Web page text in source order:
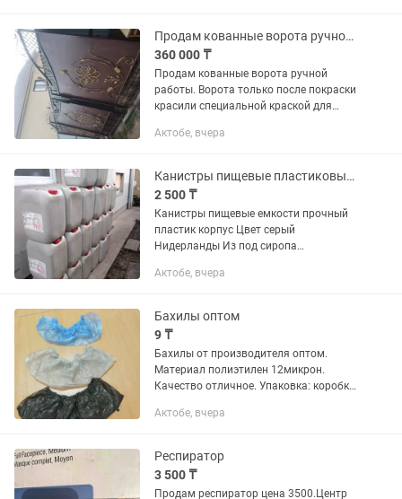
Продам кованные ворота ручной работы
360 000 ₸
Продам кованные ворота ручной
работы. Ворота только после покраски
красили специальной краской для
Актобе, вчера
Канистры пищевые пластиковые Нидерландия серые 33 литров для ГСМ и воды
2 500 ₸
Канистры пищевые емкости прочный
пластик корпус Цвет серый
Нидерланды Из под сиропа
ягоды Объем 33 литра входит до 39
хранения ГСМ Для...
Актобе, вчера
Бахилы оптом
9 ₸
Бахилы от производителя оптом.
Материал полиэтилен 12микрон.
Качество отличное. Упаковка: коробка.
поликлиники, салоны красоты,
кинотеатры,...
Актобе, вчера
Респиратор
3 500 ₸
Продам респиратор цена 3500.Центр